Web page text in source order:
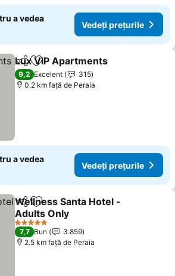
a vedea
Vedeți prețurile
DistribuițiAdăugaţi la favorite
Lux VIP Apartments
9,2 Excelent
315
0.2 km faţă de Peraia
a vedea
Vedeți prețurile
DistribuițiAdăugaţi la favorite
Wellness Santa Hotel -
Adults Only
5 Stele
7,7 Bun
3.859
2.5 km faţă de Peraia